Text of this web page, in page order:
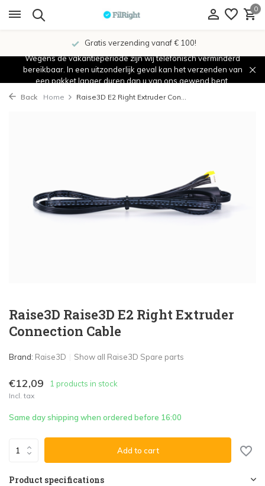
0
Gratis verzending vanaf € 100!
Wegens de vakantieperiode zijn wij telefonisch verminderd
bereikbaar. In een uitzonderlijk geval kan het verzenden van
een pakket langer duren dan u van ons gewend bent.
Back Home Raise3D E2 Right Extruder Con...
Raise3D Raise3D E2 Right Extruder
Connection Cable
Brand: Raise3D Show all Raise3D Spare parts
€12,09 1 products in stock
Incl. tax
Same day shipping when ordered before 16:00
Add to cart
Product specifications